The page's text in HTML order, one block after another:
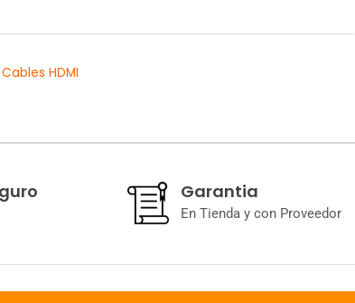
Cables HDMI
Garantia
En Tienda y con Proveedor